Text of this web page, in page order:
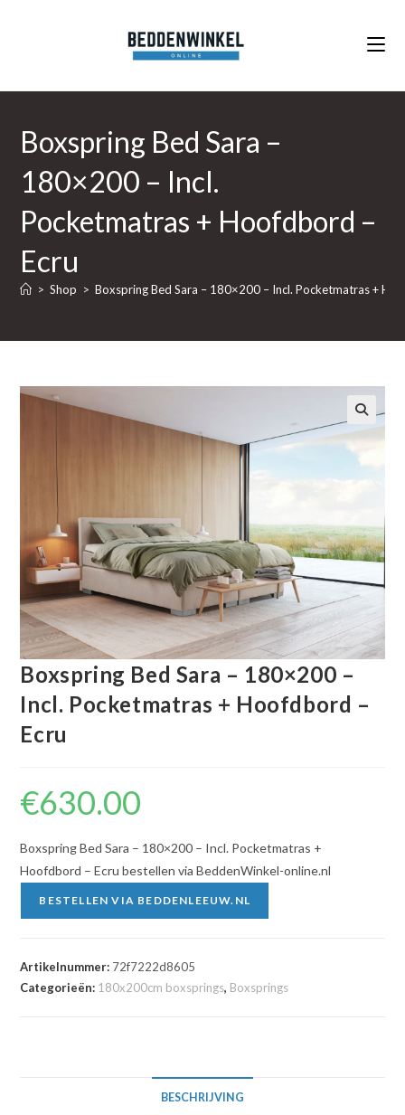
Boxspring Bed Sara –
180×200 – Incl.
Pocketmatras + Hoofdbord –
Ecru
> Shop > Boxspring Bed Sara – 180×200 – Incl. Pocketmatras +
🔍
Boxspring Bed Sara – 180×200 –
Incl. Pocketmatras + Hoofdbord –
Ecru
€630.00
Boxspring Bed Sara – 180×200 – Incl. Pocketmatras +
Hoofdbord – Ecru bestellen via BeddenWinkel-online.nl
BESTELLEN VIA BEDDENLEEUW.NL
Artikelnummer: 72f7222d8605
Categorieën: 180x200cm boxsprings, Boxsprings
BESCHRIJVING